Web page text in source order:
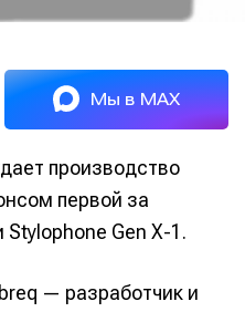
Мы в MAX
производство
первой за
Gen X-1.
— разработчик и